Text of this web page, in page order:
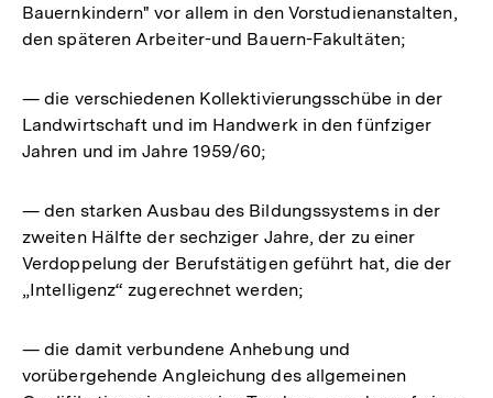
Bauernkindern" vor allem in den Vorstudienanstalten,
den späteren Arbeiter-und Bauern-Fakultäten;
— die verschiedenen Kollektivierungsschübe in der
Landwirtschaft und im Handwerk in den fünfziger
Jahren und im Jahre 1959/60;
— den starken Ausbau des Bildungssystems in der
zweiten Hälfte der sechziger Jahre, der zu einer
Verdoppelung der Berufstätigen geführt hat, die der
„Intelligenz“ zugerechnet werden;
— die damit verbundene Anhebung und
vorübergehende Angleichung des allgemeinen